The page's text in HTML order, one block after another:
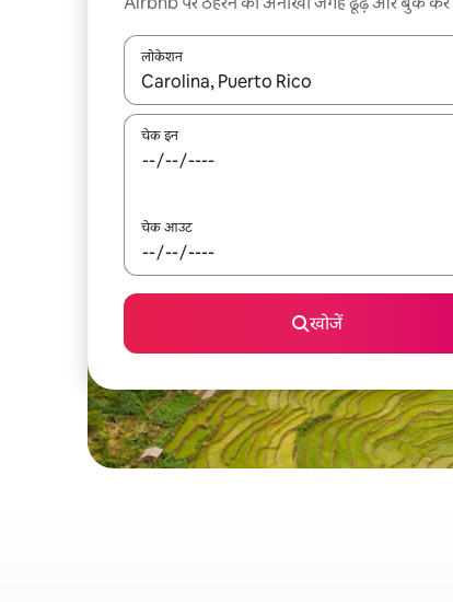
लोकेशन
नतीजों के उपलब्ध होने पर, अप और डाउन 'ऐरो की' का
चेक इन
चेक आउट
खोजें